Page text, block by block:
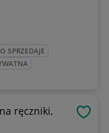
SPRZEDAJE
ręczniki,